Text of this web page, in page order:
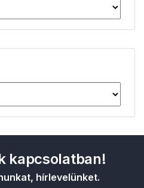
kapcsolatban!
hírlevelünket.